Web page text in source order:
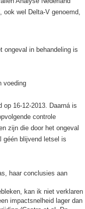
wel Delta-V genoemd,
ongeval in behandeling is
voeding
op 16-12-2013. Daarná is
controle
zijn die door het ongeval
géén blijvend letsel is
haar conclusies aan
kan ik niet verklaren
impactsnelheid lager dan